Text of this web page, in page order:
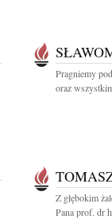
Pragniemy
oraz
Z głębokim
Pana prof. dr